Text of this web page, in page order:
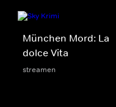
München Mord: La
dolce Vita
streamen